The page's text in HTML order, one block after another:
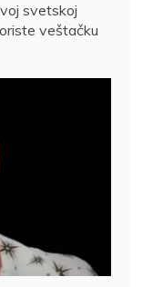
svetskoj
veštačku